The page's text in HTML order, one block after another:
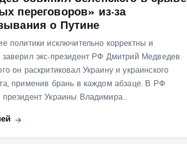
переговоров» из-за
о Путине
политики исключительно корректны и
экс-президент РФ Дмитрий Медведев.
он раскритиковал Украину и украинского
применив брань в каждом абзаце. В РФ
президент Украины Владимира…